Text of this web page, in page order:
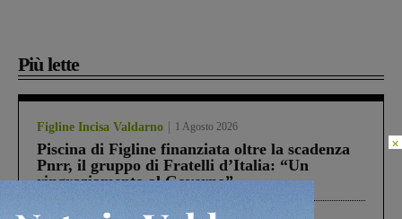
Più lette
Figline Incisa Valdarno 1 Agosto 2026
Piscina di Figline finanziata oltre la scadenza
Pnrr, il gruppo di Fratelli d’Italia: “Un
ringraziamento al Governo”
×